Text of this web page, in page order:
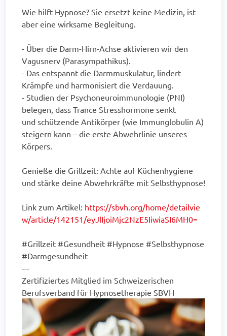
Wie hilft Hypnose? Sie ersetzt keine Medizin, ist
aber eine wirksame Begleitung.
- Über die Darm-Hirn-Achse aktivieren wir den
Vagusnerv (Parasympathikus).
- Das entspannt die Darmmuskulatur, lindert
Krämpfe und harmonisiert die Verdauung.
- Studien der Psychoneuroimmunologie (PNI)
belegen, dass Trance Stresshormone senkt
und schützende Antikörper (wie Immunglobulin A)
steigern kann – die erste Abwehrlinie unseres
Körpers.
Genieße die Grillzeit: Achte auf Küchenhygiene
und stärke deine Abwehrkräfte mit Selbsthypnose!
Link zum Artikel: https://sbvh.org/home/detailvie
w/article/142151/eyJlIjoiMjc2NzE5IiwiaSI6MH0=
#Grillzeit #Gesundheit #Hypnose #Selbsthypnose
#Darmgesundheit
---
Zertifiziertes Mitglied im Schweizerischen
Berufsverband für Hypnosetherapie SBVH